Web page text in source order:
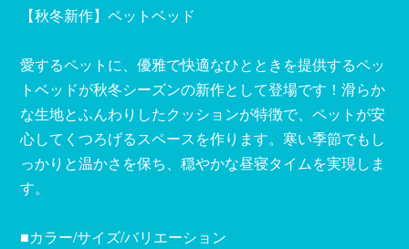
【秋冬新作】ペットベッド
愛するペットに、優雅で快適なひとときを提供するペッ
トベッドが秋冬シーズンの新作として登場です！滑らか
な生地とふんわりしたクッションが特徴で、ペットが安
心してくつろげるスペースを作ります。寒い季節でもし
っかりと温かさを保ち、穏やかな昼寝タイムを実現しま
す。
■カラー/サイズ/バリエーション